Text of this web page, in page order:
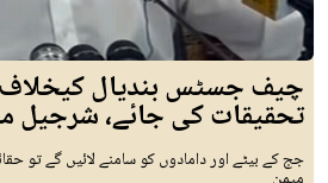
چیف جسٹس بندیال کیخلاف
تحقیقات کی جائے، شرجیل
جج کے بیٹے اور دامادوں کو سامنے لائیں گے تو